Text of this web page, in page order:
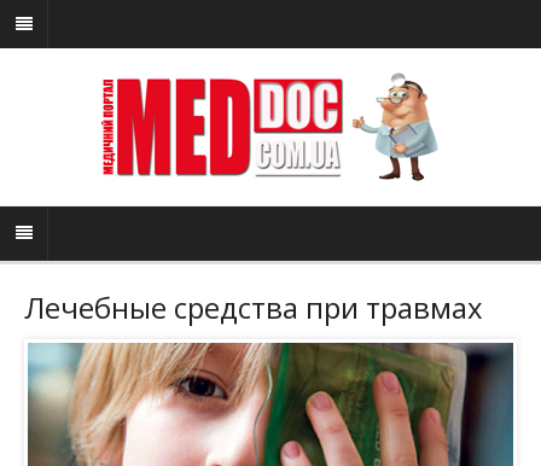
Лечебные средства при травмах